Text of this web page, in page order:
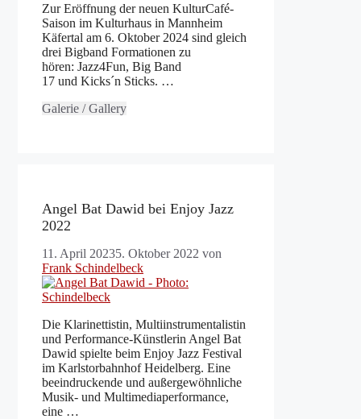
Zur Eröffnung der neuen KulturCafé-
Saison im Kulturhaus in Mannheim
Käfertal am 6. Oktober 2024 sind gleich
drei Bigband Formationen zu
hören: Jazz4Fun, Big Band
17 und Kicks´n Sticks. …
Galerie / Gallery
Angel Bat Dawid bei Enjoy Jazz
2022
11. April 20235. Oktober 2022 von
Frank Schindelbeck
Die Klarinettistin, Multiinstrumentalistin
und Performance-Künstlerin Angel Bat
Dawid spielte beim Enjoy Jazz Festival
im Karlstorbahnhof Heidelberg. Eine
beeindruckende und außergewöhnliche
Musik- und Multimediaperformance,
eine …